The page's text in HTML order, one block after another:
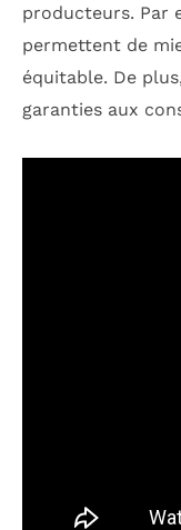
producteurs. Par
permettent de
équitable. De
garanties aux